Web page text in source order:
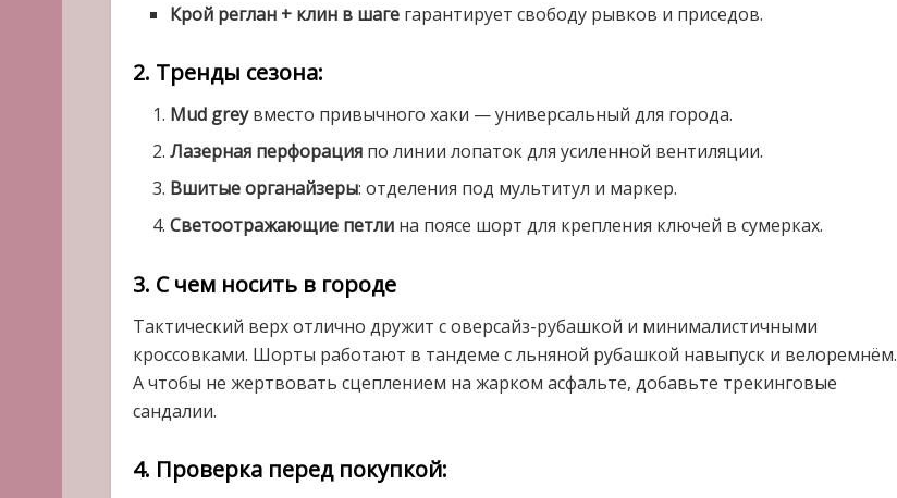
Крой реглан + клин в шаге гарантирует свободу рывков и приседов.
2. Тренды сезона:
Mud greyвместо привычного хаки — универсальный для города.
Лазерная перфорация по линии лопаток для усиленной вентиляции.
Вшитые органайзеры: отделения под мультитул и маркер.
Светоотражающие петли на поясе шорт для крепления ключей в сумерках.
3. С чем носить в городе
Тактический верх отлично дружит с оверсайз-рубашкой и минималистичными
кроссовками. Шорты работают в тандеме с льняной рубашкой навыпуск и велоремнём.
А чтобы не жертвовать сцеплением на жарком асфальте, добавьте трекинговые
сандалии.
4. Проверка перед покупкой: